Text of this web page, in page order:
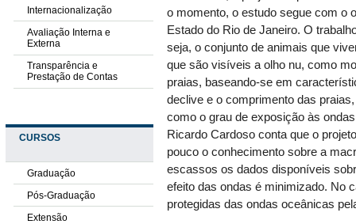
Internacionalização
Avaliação Interna e
Externa
Transparência e
Prestação de Contas
CURSOS
Graduação
Pós-Graduação
Extensão
o momento, o estudo segue com o
Estado do Rio de Janeiro. O
seja, o conjunto de animais que
que são visíveis a olho nu, como
praias, baseando-se em
declive e o comprimento das
como o grau de exposição às
Ricardo Cardoso conta que o
pouco o conhecimento sobre a
escassos os dados disponíveis
efeito das ondas é minimizado. No
protegidas das ondas oceânicas